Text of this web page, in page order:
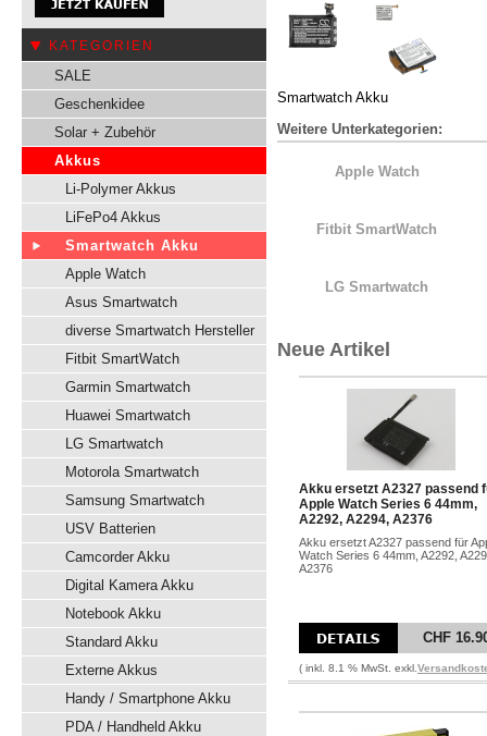
KATEGORIEN
SALE
Geschenkidee
Solar + Zubehör
Akkus
Li-Polymer Akkus
LiFePo4 Akkus
Smartwatch Akku
Apple Watch
Asus Smartwatch
diverse Smartwatch Hersteller
Fitbit SmartWatch
Garmin Smartwatch
Huawei Smartwatch
LG Smartwatch
Motorola Smartwatch
Samsung Smartwatch
USV Batterien
Camcorder Akku
Digital Kamera Akku
Notebook Akku
Standard Akku
Externe Akkus
Handy / Smartphone Akku
PDA / Handheld Akku
Smartwatch Akku
Weitere Unterkategorien:
Apple Watch
Fitbit SmartWatch
LG Smartwatch
Neue Artikel
Akku ersetzt A2327 passend
Apple Watch Series 6 44mm,
A2292, A2294, A2376
Akku ersetzt A2327 passend für
Watch Series 6 44mm, A2292,
A2376
CHF
( inkl. 8.1 % MwSt. exkl.